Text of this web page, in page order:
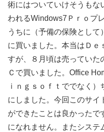
術にはついていけそうもな
われるWindows7Ｐｒｏプ
うちに（予備の保険として
に買いました。本当はＤｅ
すが、８月頃は売っていた
Ｃで買いました。Office
ｉｎｇｓｏｆｔででなく
にしました。今回このサイ
ができたことは良かったで
になれません。またシステ